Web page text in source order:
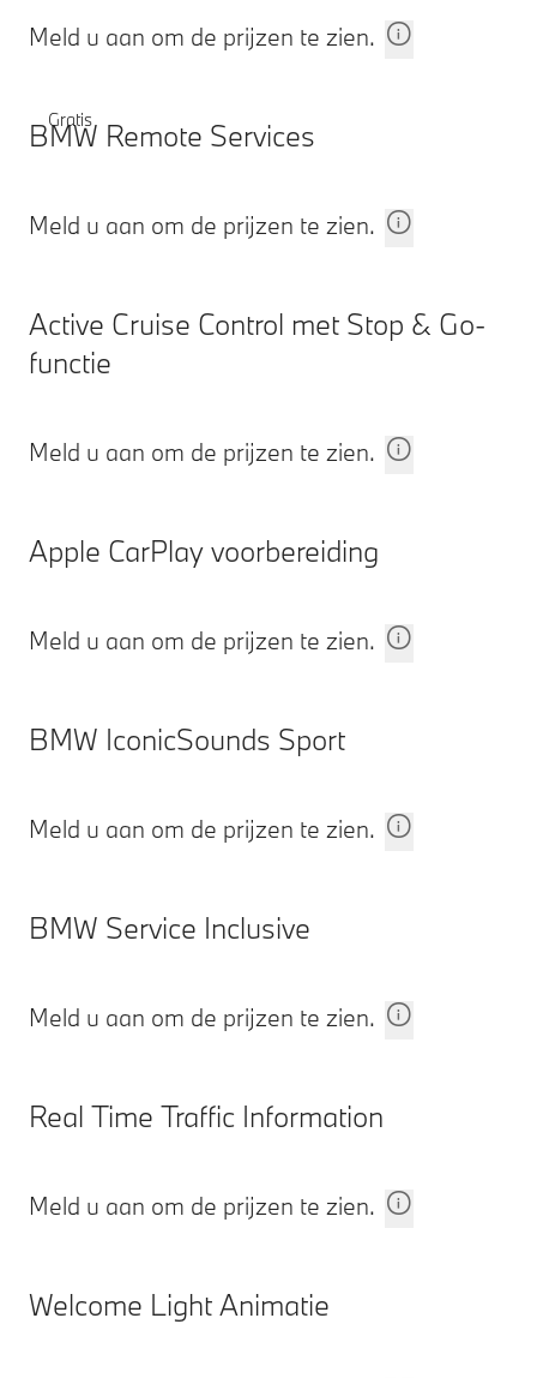
Meld u aan om de prijzen te zien.
Gratis
BMW Remote Services
Meld u aan om de prijzen te zien.
Active Cruise Control met Stop & Go-
functie
Meld u aan om de prijzen te zien.
Apple CarPlay voorbereiding
Meld u aan om de prijzen te zien.
BMW IconicSounds Sport
Meld u aan om de prijzen te zien.
BMW Service Inclusive
Meld u aan om de prijzen te zien.
Real Time Traffic Information
Meld u aan om de prijzen te zien.
Welcome Light Animatie